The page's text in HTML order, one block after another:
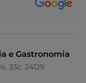
e Gastronomia
33c, 24129